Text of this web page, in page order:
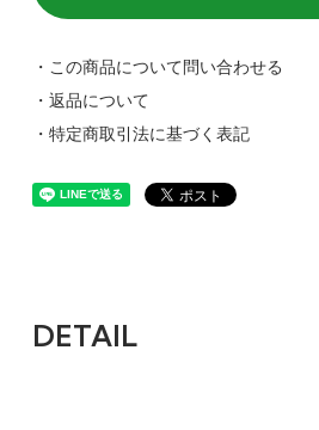
・この商品について問い合わせる
・返品について
・特定商取引法に基づく表記
DETAIL